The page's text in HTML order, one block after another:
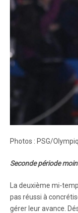
Photos : PSG/
Seconde période
La deuxième mi-
pas réussi à
gérer leur avance.